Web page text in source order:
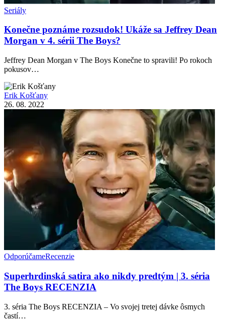
Seriály
Konečne poznáme rozsudok! Ukáže sa Jeffrey Dean
Morgan v 4. sérii The Boys?
Jeffrey Dean Morgan v The Boys Konečne to spravili! Po rokoch
pokusov…
Erik Košťany
26. 08. 2022
OdporúčameRecenzie
Superhrdinská satira ako nikdy predtým | 3. séria
The Boys RECENZIA
3. séria The Boys RECENZIA – Vo svojej tretej dávke ôsmych
častí…